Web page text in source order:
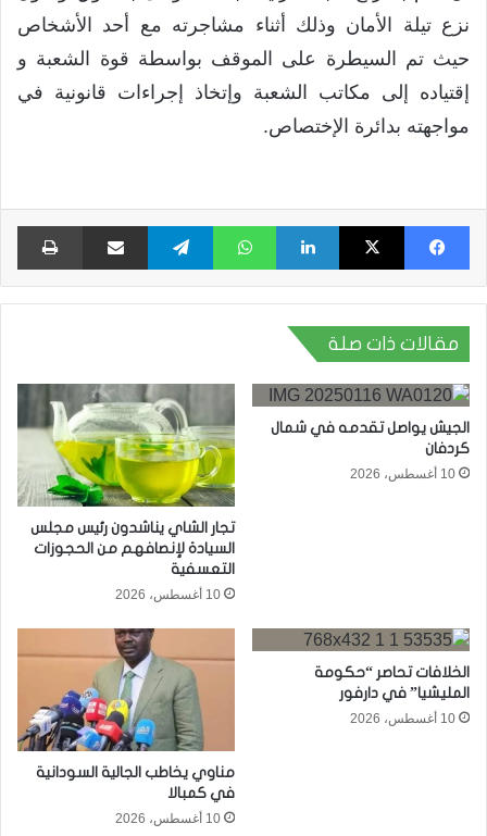
نزع تيلة الأمان وذلك أثناء مشاجرته مع أحد الأشخاص
حيث تم السيطرة على الموقف بواسطة قوة الشعبة و
إقتياده إلى مكاتب الشعبة وإتخاذ إجراءات قانونية في
مواجهته بدائرة الإختصاص.
فيسبوك X لينكدإن واتساب تيلقرام مشاركة عبر البريد
مقالات ذات صلة
الجيش يواصل تقدمه في شمال
كردفان
10 أغسطس، 2026
​تجار الشاي يناشدون رئيس مجلس
السيادة لإنصافهم من الحجوزات
التعسفية
10 أغسطس، 2026
الخلافات تحاصر “حكومة
المليشيا” في دارفور
10 أغسطس، 2026
مناوي يخاطب الجالية السودانية
في كمبالا
10 أغسطس، 2026